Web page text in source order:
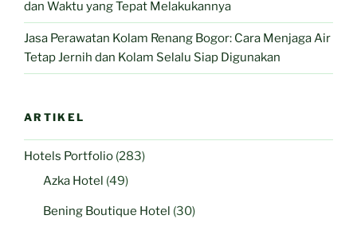
dan Waktu yang Tepat Melakukannya
Jasa Perawatan Kolam Renang Bogor: Cara Menjaga Air
Tetap Jernih dan Kolam Selalu Siap Digunakan
ARTIKEL
Hotels Portfolio (283)
Azka Hotel (49)
Bening Boutique Hotel (30)